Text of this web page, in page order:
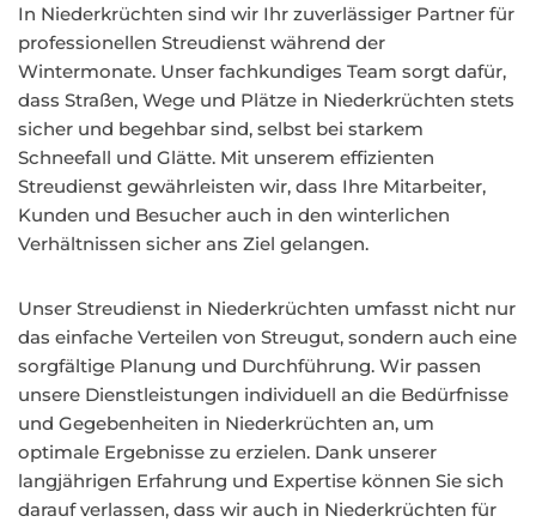
In Niederkrüchten sind wir Ihr zuverlässiger Partner für
professionellen Streudienst während der
Wintermonate. Unser fachkundiges Team sorgt dafür,
dass Straßen, Wege und Plätze in Niederkrüchten stets
sicher und begehbar sind, selbst bei starkem
Schneefall und Glätte. Mit unserem effizienten
Streudienst gewährleisten wir, dass Ihre Mitarbeiter,
Kunden und Besucher auch in den winterlichen
Verhältnissen sicher ans Ziel gelangen.
Unser Streudienst in Niederkrüchten umfasst nicht nur
das einfache Verteilen von Streugut, sondern auch eine
sorgfältige Planung und Durchführung. Wir passen
unsere Dienstleistungen individuell an die Bedürfnisse
und Gegebenheiten in Niederkrüchten an, um
optimale Ergebnisse zu erzielen. Dank unserer
langjährigen Erfahrung und Expertise können Sie sich
darauf verlassen, dass wir auch in Niederkrüchten für